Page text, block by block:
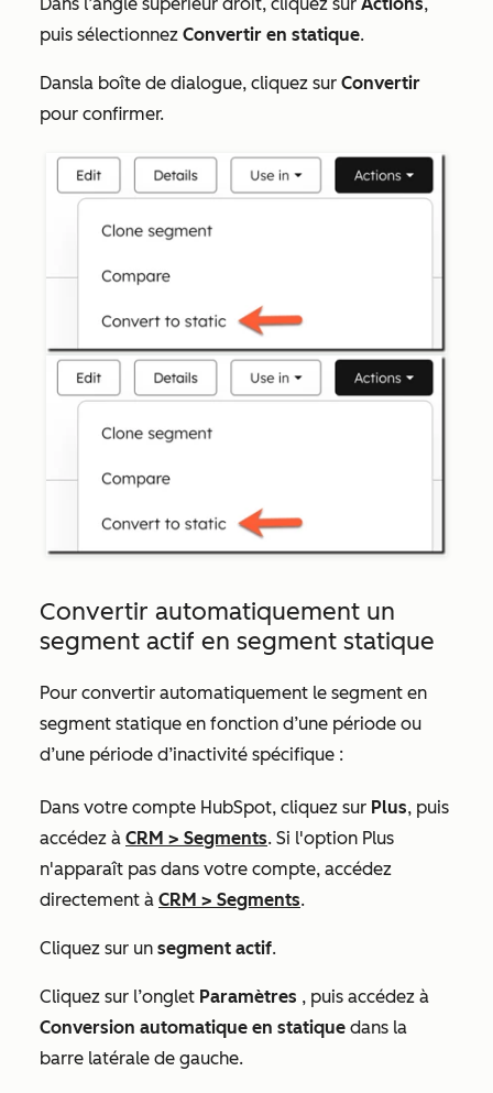
puis sélectionnez Convertir en statique.
Dansla boîte de dialogue, cliquez sur Convertir
pour confirmer.
Convertir automatiquement un
segment actif en segment statique
Pour convertir automatiquement le segment en
segment statique en fonction d’une période ou
d’une période d’inactivité spécifique :
Dans votre compte HubSpot, cliquez sur Plus, puis
accédez à CRM > Segments. Si l'option Plus
n'apparaît pas dans votre compte, accédez
directement à CRM > Segments.
Cliquez sur un segment actif.
Cliquez sur l’onglet Paramètres , puis accédez à
Conversion automatique en statique dans la
barre latérale de gauche.